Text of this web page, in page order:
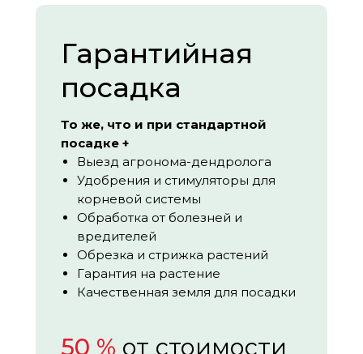
50 % от стоимости
То же, что и при стандартной
посадке +
Выезд агронома-дендролога
Удобрения и стимуляторы для
корневой системы
Обработка от болезней и
вредителей
Обрезка и стрижка растений
Гарантия на растение
Качественная земля для посадки
Гарантийная
посадка